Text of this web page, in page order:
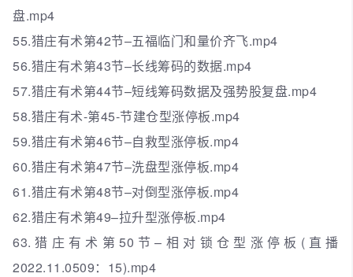
盘.mp4
55.猎庄有术第42节–五福临门和量价齐飞.mp4
56.猎庄有术第43节–长线筹码的数据.mp4
57.猎庄有术第44节–短线筹码数据及强势股复盘.mp4
58.猎庄有术-第45-节建仓型涨停板.mp4
59.猎庄有术第46节–自救型涨停板.mp4
60.猎庄有术第47节–洗盘型涨停板.mp4
61.猎庄有术第48节–对倒型涨停板.mp4
62.猎庄有术第49–拉升型涨停板.mp4
63.猎庄有术第50节–相对锁仓型涨停板(直播
2022.11.0509：15).mp4